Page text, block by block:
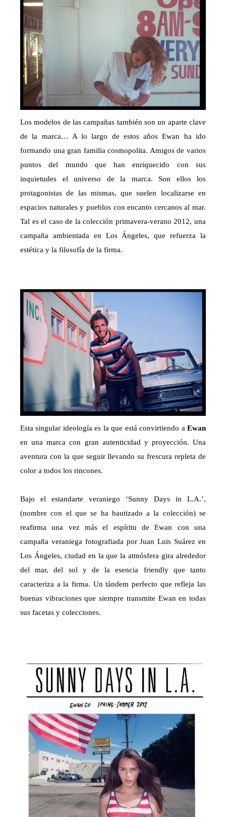
Los modelos de las campañas también son un aparte clave
de la marca… A lo largo de estos años Ewan ha ido
formando una gran familia cosmopolita. Amigos de varios
puntos del mundo que han enriquecido con sus
inquietudes el universo de la marca. Son ellos los
protagonistas de las mismas, que suelen localizarse en
espacios naturales y pueblos con encanto cercanos al mar.
Tal es el caso de la colección primavera-verano 2012, una
campaña ambientada en Los Ángeles, que refuerza la
estética y la filosofía de la firma.
Esta singular ideología es la que está convirtiendo a Ewan
en una marca con gran autenticidad y proyección. Una
aventura con la que seguir llevando su frescura repleta de
color a todos los rincones.
Bajo el estandarte veraniego ‘Sunny Days in L.A.’,
(nombre con el que se ha bautizado a la colección) se
reafirma una vez más el espíritu de Ewan con una
campaña veraniega fotografiada por Juan Luis Suárez en
Los Ángeles, ciudad en la que la atmósfera gira alrededor
del mar, del sol y de la esencia friendly que tanto
caracteriza a la firma. Un tándem perfecto que refleja las
buenas vibraciones que siempre transmite Ewan en todas
sus facetas y colecciones.